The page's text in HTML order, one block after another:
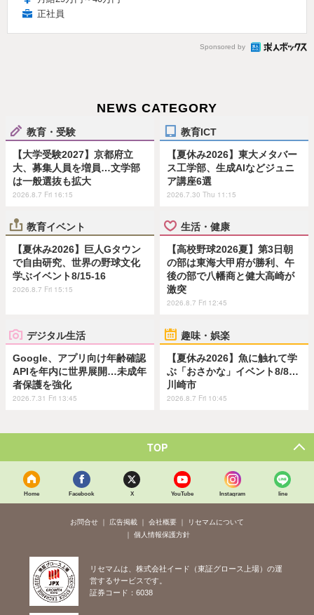
正社員
Sponsored by
NEWS CATEGORY
教育・受験
【大学受験2027】京都府立
大、募集人員を増員…文学部
は一般選抜も拡大
2026.8.7 Fri 16:15
教育ICT
【夏休み2026】東大メタバー
ス工学部、生成AIなどジュニ
ア講座6選
2026.7.30 Thu 11:15
教育イベント
【夏休み2026】巨人Gタウン
で自由研究、世界の野球文化
学ぶイベント8/15-16
2026.8.7 Fri 15:15
生活・健康
【高校野球2026夏】第3日朝
の部は東海大甲府が勝利、午
後の部で八幡商と健大高崎が
激突
2026.8.7 Fri 12:45
デジタル生活
Google、アプリ向け年齢確認
APIを年内に世界展開…未成年
者保護を強化
2026.7.31 Fri 13:45
趣味・娯楽
【夏休み2026】魚に触れて学
ぶ「おさかな」イベント8/8…
川崎市
2026.8.7 Fri 10:45
TOP
Home Facebook X YouTube Instagram line
お問合せ 広告掲載 会社概要
リセマムについて
個人情報保護方針
リセマムは、株式会社イード（東証グロース上場）の運
営するサービスです。
証券コード：6038